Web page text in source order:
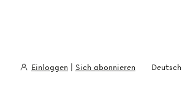
Einloggen Sich abonnieren Deutsch